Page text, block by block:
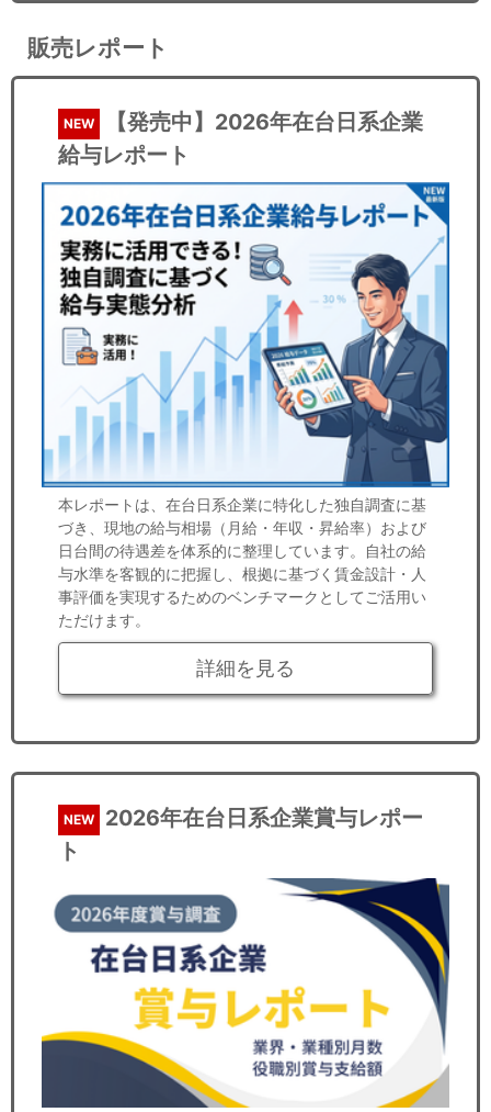
販売レポート
NEW
【発売中】2026年在台日系企業
給与レポート
本レポートは、在台日系企業に特化した独自調査に基
づき、現地の給与相場（月給・年収・昇給率）および
日台間の待遇差を体系的に整理しています。自社の給
与水準を客観的に把握し、根拠に基づく賃金設計・人
事評価を実現するためのベンチマークとしてご活用い
ただけます。
詳細を見る
NEW
2026年在台日系企業賞与レポー
ト